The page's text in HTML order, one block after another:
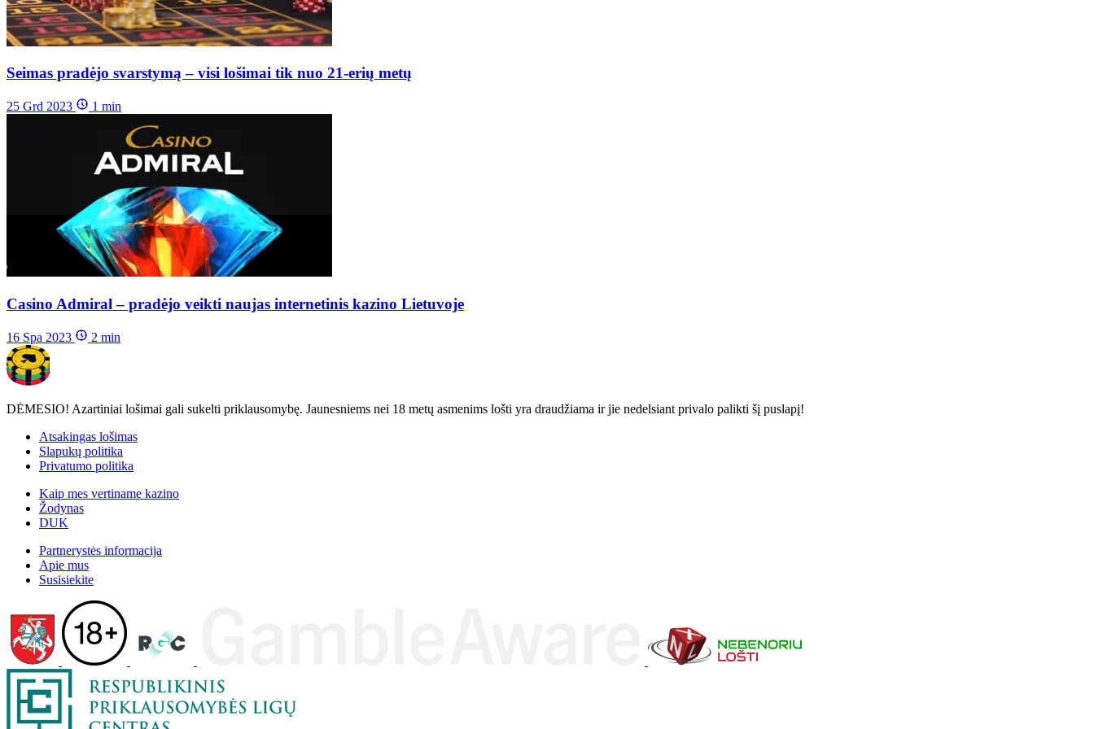
Seimas pradėjo svarstymą – visi lošimai tik nuo 21-erių metų
25 Grd 2023 1 min
Casino Admiral – pradėjo veikti naujas internetinis kazino Lietuvoje
16 Spa 2023 2 min
DĖMESIO! Azartiniai lošimai gali sukelti priklausomybę. Jaunesniems nei 18 metų asmenims lošti yra draudžiama ir jie nedelsiant privalo palikti šį puslapį!
Atsakingas lošimas
Slapukų politika
Privatumo politika
Kaip mes vertiname kazino
Žodynas
DUK
Partnerystės informacija
Apie mus
Susisiekite